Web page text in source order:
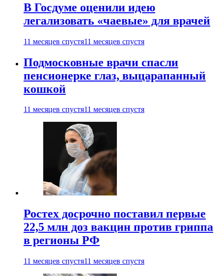
В Госдуме оценили идею
легализовать «чаевые» для врачей
11 месяцев спустя11 месяцев спустя
Подмосковные врачи спасли
пенсионерке глаз, выцарапанный
кошкой
11 месяцев спустя11 месяцев спустя
Ростех досрочно поставил первые
22,5 млн доз вакцин против гриппа
в регионы РФ
11 месяцев спустя11 месяцев спустя